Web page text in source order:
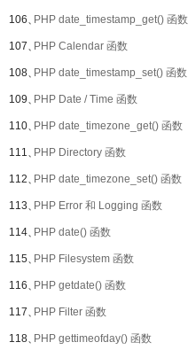
106、PHP date_timestamp_get() 函数
107、PHP Calendar 函数
108、PHP date_timestamp_set() 函数
109、PHP Date / Time 函数
110、PHP date_timezone_get() 函数
111、PHP Directory 函数
112、PHP date_timezone_set() 函数
113、PHP Error 和 Logging 函数
114、PHP date() 函数
115、PHP Filesystem 函数
116、PHP getdate() 函数
117、PHP Filter 函数
118、PHP gettimeofday() 函数